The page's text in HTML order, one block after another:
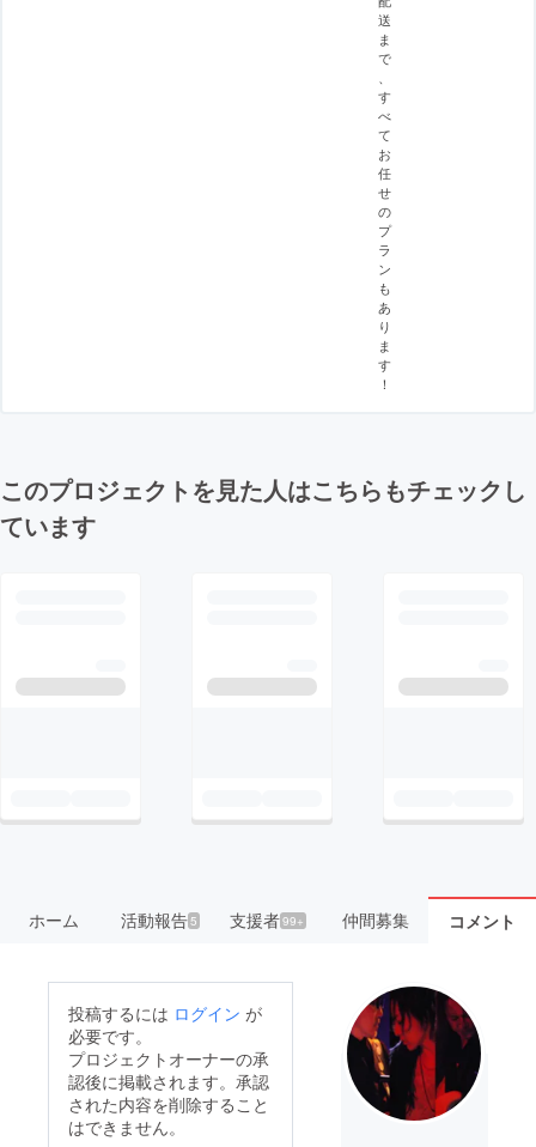
送
ま
で
す
べ
て
お
任
せ
の
プ
ラ
ン
も
あ
り
ま
す
！
このプロジェクトを見た人はこちらもチェックし
ています
ホーム 活動報告5 支援者99+ 仲間募集 コメント
投稿するには ログイン が
必要です。
プロジェクトオーナーの承
認後に掲載されます。承認
された内容を削除すること
はできません。